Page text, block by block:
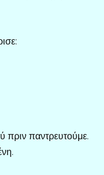
πριν παντρευτούμε.